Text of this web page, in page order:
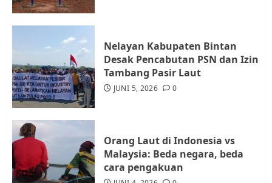
4
5
Warga Rempang Ajukan
Audiensi dengan Wali Kota
Batam, Soroti Aktivitas yang
Resahkan Warga
Nelayan Kabupaten Bintan
Desak Pencabutan PSN dan Izin
Tambang Pasir Laut
JUNI 5, 2026 0
Orang Laut di Indonesia vs
Malaysia: Beda negara, beda
cara pengakuan